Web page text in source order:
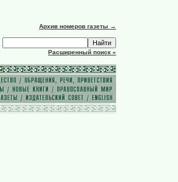
Архив номеров газеты →
Расширенный поиск »